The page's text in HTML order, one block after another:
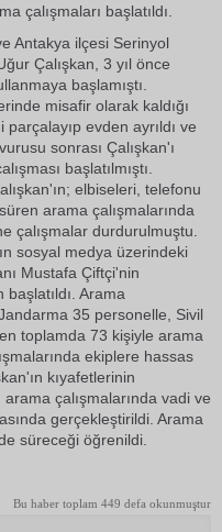
çalışmaları başlatıldı.
Antakya ilçesi Serinyol
Çalışkan, 3 yıl önce
başlamıştı.
misafir olarak kaldığı
evden ayrıldı ve
sonrası Çalışkan'ı
başlatılmıştı.
elbiseleri, telefonu
arama çalışmalarında
çalışmalar durdurulmuştu.
sosyal medya üzerindeki
Mustafa Çiftçi'nin
Arama
35 personelle, Sivil
toplamda 73 kişiyle arama
ekiplere hassas
kıyafetlerinin
çalışmalarında vadi ve
gerçekleştirildi. Arama
süreceği öğrenildi.
Bu haber toplam 449 defa okunmuştur